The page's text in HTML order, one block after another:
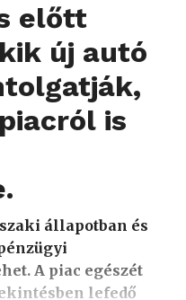
előtt
új autó
is
állapotban és
A piac egészét
lefedő